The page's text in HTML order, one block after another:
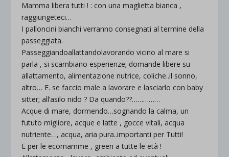
Mamma libera tutti ! : con una maglietta bianca ,
raggiungeteci…
I palloncini bianchi verranno consegnati al termine della
passeggiata.
Passeggiandoallattandolavorando vicino al mare si
parla , si scambiano esperienze; domande libere su
allattamento, alimentazione nutrice, coliche..il sonno,
altro… E. se faccio male a lavorare e lasciarlo con baby
sitter; all’asilo nido ? Da quando??……………
Acque di mare, dormendo…sognando la calma, un
fututo migliore, acque e latte , gocce vitali, acqua
nutriente…, acqua, aria pura..importanti per Tutti!
E per le ecomamme , green a tutte le età !